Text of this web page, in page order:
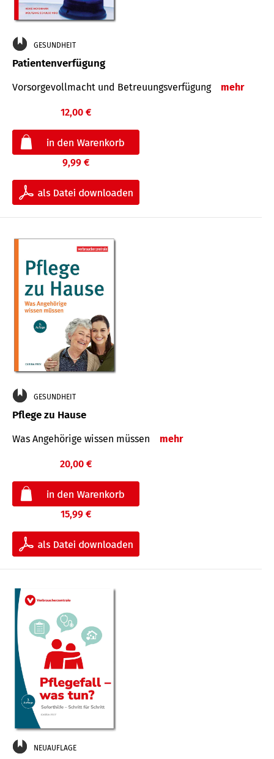
GESUNDHEIT
Patientenverfügung
Vorsorgevollmacht und Betreuungsverfügung mehr
12,00 €
9,99 €
GESUNDHEIT
Pflege zu Hause
Was Angehörige wissen müssen mehr
20,00 €
15,99 €
NEUAUFLAGE